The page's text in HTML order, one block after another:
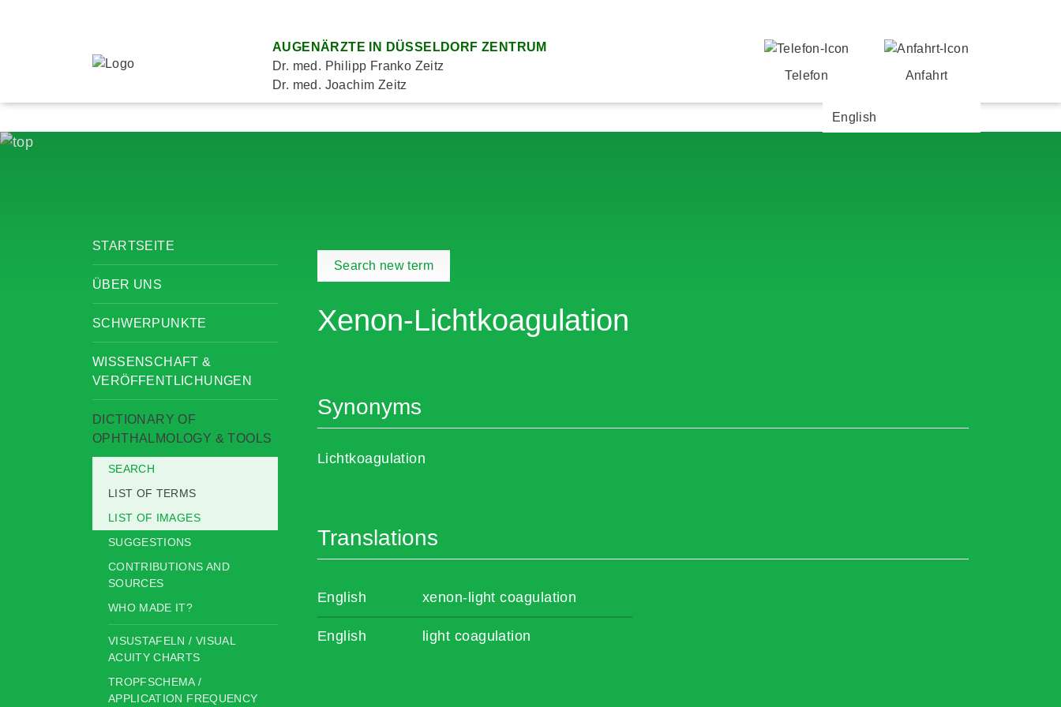
AUGENÄRZTE IN DÜSSELDORF ZENTRUM
Dr. med. Philipp Franko Zeitz
Dr. med. Joachim Zeitz
Telefon Anfahrt
English
STARTSEITE
ÜBER UNS
SCHWERPUNKTE
WISSENSCHAFT &
VERÖFFENTLICHUNGEN
DICTIONARY OF
OPHTHALMOLOGY & TOOLS
SEARCH
LIST OF TERMS
LIST OF IMAGES
SUGGESTIONS
CONTRIBUTIONS AND
SOURCES
WHO MADE IT?
VISUSTAFELN / VISUAL
ACUITY CHARTS
TROPFSCHEMA /
APPLICATION FREQUENCY
Search new term
Xenon-Lichtkoagulation
Synonyms
Lichtkoagulation
Translations
English xenon-light coagulation
English light coagulation